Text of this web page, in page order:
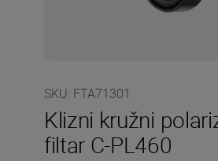
SKU: FTA71301
Klizni kružni
filtar C-PL460